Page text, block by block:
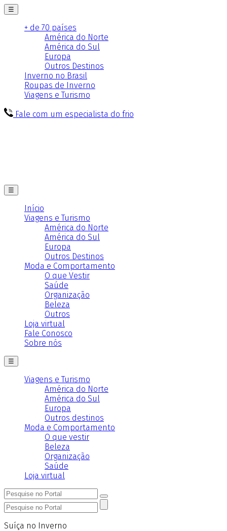
☰
+ de 70 países
América do Norte
América do Sul
Europa
Outros Destinos
Inverno no Brasil
Roupas de Inverno
Viagens e Turismo
Fale com um especialista do frio
☰
Início
Viagens e Turismo
América do Norte
América do Sul
Europa
Outros Destinos
Moda e Comportamento
O que Vestir
Saúde
Organização
Beleza
Outros
Loja virtual
Fale Conosco
Sobre nós
☰
Viagens e Turismo
América do Norte
América do Sul
Europa
Outros destinos
Moda e Comportamento
O que vestir
Beleza
Organização
Saúde
Loja virtual
Suíça no Inverno